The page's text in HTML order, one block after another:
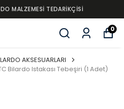
MALZEMESİ TEDARİKÇİSİ
0
AKSESUARLARI
Bilardo Istakası Tebeşiri (1 Adet)